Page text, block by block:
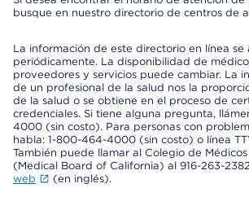
busque en nuestro directorio de centros de
La información de este directorio en línea se
periódicamente. La disponibilidad de
proveedores y servicios puede cambiar. La
de un profesional de la salud nos la
de la salud o se obtiene en el proceso de
credenciales. Si tiene alguna pregunta,
4000 (sin costo). Para personas con
habla: 1-800-464-4000 (sin costo) o línea
También puede llamar al Colegio de
(Medical Board of California) al 916-263-
web
(en inglés).